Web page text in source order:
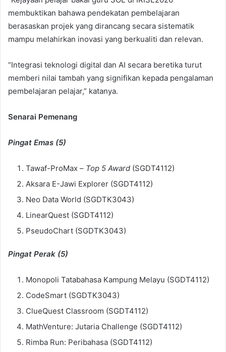
membuktikan bahawa pendekatan pembelajaran
berasaskan projek yang dirancang secara sistematik
mampu melahirkan inovasi yang berkualiti dan relevan.
“Integrasi teknologi digital dan AI secara beretika turut
memberi nilai tambah yang signifikan kepada pengalaman
pembelajaran pelajar,” katanya.
Senarai Pemenang
Pingat Emas (5)
Tawaf-ProMax – Top 5 Award (SGDT4112)
Aksara E-Jawi Explorer (SGDT4112)
Neo Data World (SGDTK3043)
LinearQuest (SGDT4112)
PseudoChart (SGDTK3043)
Pingat Perak (5)
Monopoli Tatabahasa Kampung Melayu (SGDT4112)
CodeSmart (SGDTK3043)
ClueQuest Classroom (SGDT4112)
MathVenture: Jutaria Challenge (SGDT4112)
Rimba Run: Peribahasa (SGDT4112)